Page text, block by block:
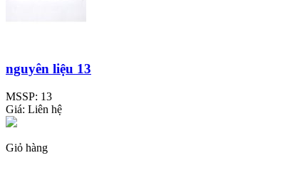
nguyên liệu 13
MSSP: 13
Giá: Liên hệ
Giỏ hàng